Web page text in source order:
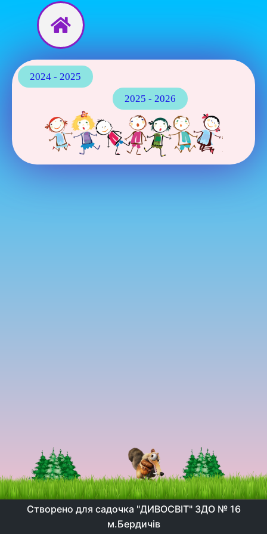
Перейти
2024 - 2025
2025 - 2026
Створено для садочка "ДИВОСВІТ" ЗДО № 16
м.Бердичів